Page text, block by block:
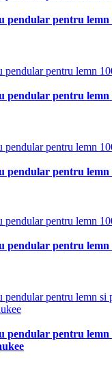
pendular pentru lemn
pendular pentru lemn
pendular pentru lemn
pendular pentru lemn
pendular pentru